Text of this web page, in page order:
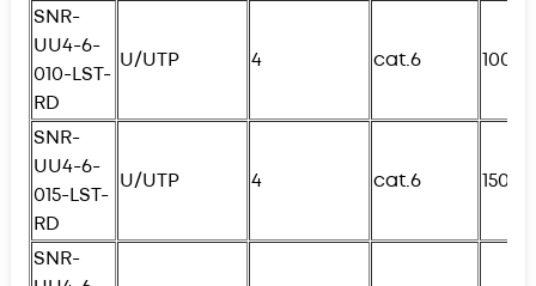
SNR-
UU4-6-
010-LST-
RD
U/UTP 4 cat.6
SNR-
UU4-6-
015-LST-
RD
U/UTP 4 cat.6 150см
SNR-